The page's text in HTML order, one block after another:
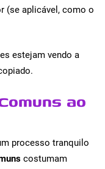
(se aplicável, como o
estejam vendo a
ao
processo tranquilo
costumam